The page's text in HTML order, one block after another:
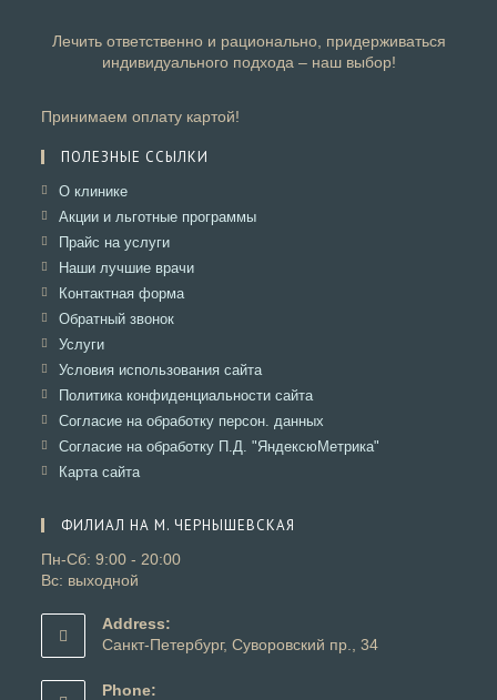
Лечить ответственно и рационально, придерживаться
индивидуального подхода – наш выбор!
Принимаем оплату картой!
ПОЛЕЗНЫЕ ССЫЛКИ
О клиникеОткроется
в
вкладке
Акции и льготные программыОткроется
Прайс на услугиОткроется
в
вкладке
Наши лучшие врачиОткроется
Контактная формаОткроется
Обратный звонокОткроется
вкладке
УслугиОткроется
в
вкладке
Условия использования сайтаОткроется
в
вкладке
Политика конфиденциальности сайтаОткроется
в
вкладке
Согласие на обработку персон. данных
в
Согласие на обработку П.Д. "ЯндексюМетрика"
Карта сайтаОткроется
вкладке
ФИЛИАЛ НА М. ЧЕРНЫШЕВСКАЯ
Пн-Сб: 9:00 - 20:00
Вс: выходной
Address:
Санкт-Петербург, Суворовский пр., 34
Phone: